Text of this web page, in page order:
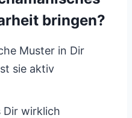
bringen?
Muster in Dir
sie aktiv
Dir wirklich